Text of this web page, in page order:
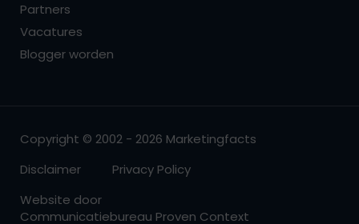
Partners
Vacatures
Blogger worden
Copyright © 2002 - 2026 Marketingfacts
Disclaimer
Privacy Policy
Website door
Communicatiebureau Proven Context